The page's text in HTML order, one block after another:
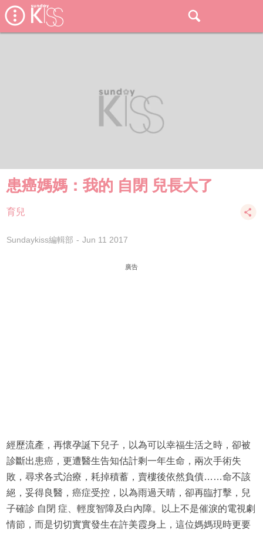
患癌媽媽：我的 自閉 兒長大了
育兒
Sundaykiss編輯部 Jun 11 2017
廣告
經歷流產，再懷孕誕下兒子，以為可以幸福生活之時，卻被
診斷出患癌，更遭醫生告知估計剩一年生命，兩次手術失
敗，尋求各式治療，耗掉積蓄，賣樓後依然負債……命不該
絕，妥得良醫，癌症受控，以為雨過天晴，卻再臨打擊，兒
子確診 自閉 症、輕度智障及白內障。以上不是催淚的電視劇
情節，而是切切實實發生在許美霞身上，這位媽媽現時更要